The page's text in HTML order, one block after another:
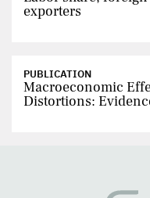
exporters
PUBLICATION
Macroeconomic
Distortions: